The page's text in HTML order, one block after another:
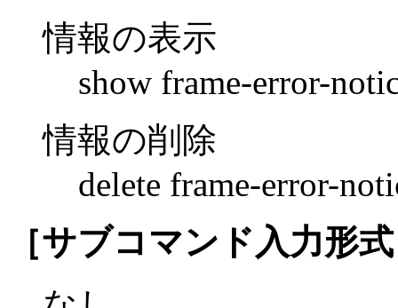
情報の表示
show frame-error-
情報の削除
delete frame-error-
［サブコマンド入力形